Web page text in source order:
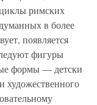
римских
в более
появляется
фигуры
формы — детски
художественного